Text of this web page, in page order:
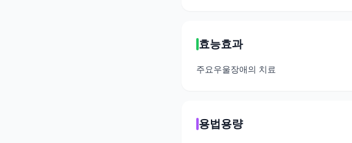
효능효과
주요우울장애의 치료
용법용량